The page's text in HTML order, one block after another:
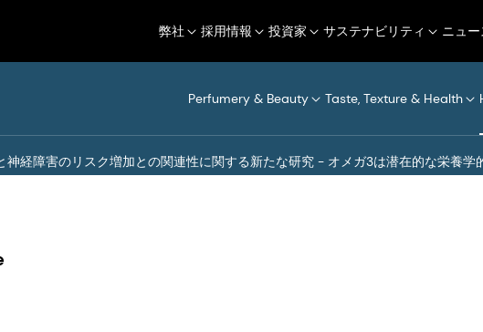
弊社 採用情報 投資家 サステナビリティ ニュー
Perfumery & Beauty Taste, Texture & Health
神経障害のリスク増加との関連性に関する新たな研究 - オメガ3は潜在的な栄養学